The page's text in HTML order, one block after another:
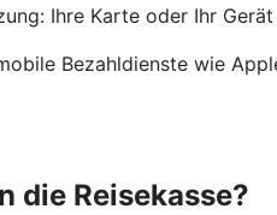
Ihre Karte oder Ihr
Bezahldienste wie
die Reisekasse?